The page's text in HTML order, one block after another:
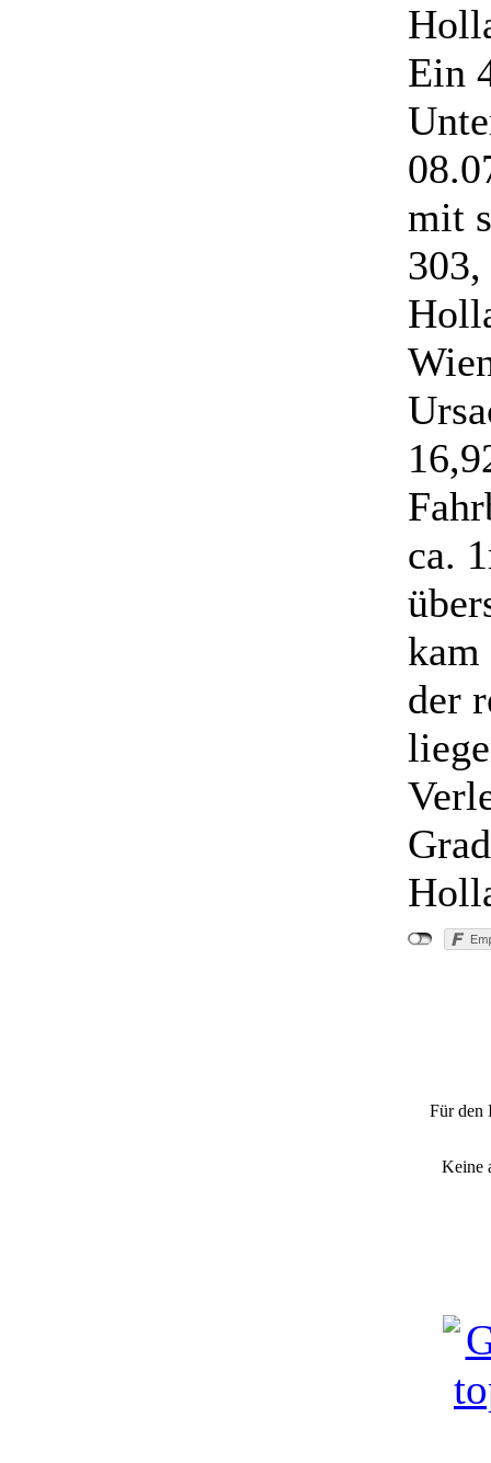
Ein
mit
ca.
kam
der
Für den
Keine